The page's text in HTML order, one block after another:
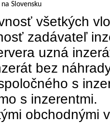
Slovensku
všetkých
zadávateľ
uzná
bez
s
s inzerentmi.
obchodnými